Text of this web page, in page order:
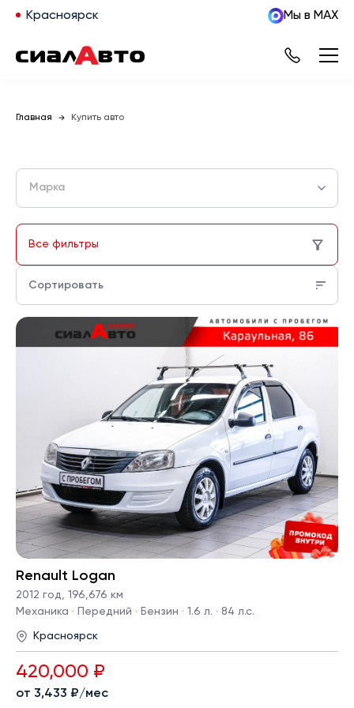
Красноярск Мы в MAX
Главная Купить авто
Марка
Все фильтры
Сортировать
Renault Logan
2012 год, 196,676 км
Механика · Передний · Бензин · 1.6 л. · 84 л.с.
Красноярск
420,000 ₽
от 3,433 ₽/мес